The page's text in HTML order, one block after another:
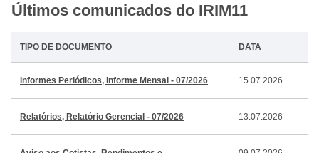
Últimos comunicados do IRIM11
TIPO DE DOCUMENTO DATA
Informes Periódicos, Informe Mensal - 07/2026 15.07.2026
Relatórios, Relatório Gerencial - 07/2026 13.07.2026